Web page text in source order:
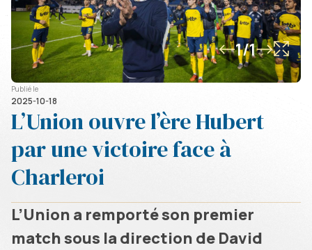
1/1
Publié le
2025-10-18
L’Union ouvre l’ère Hubert
par une victoire face à
Charleroi
L’Union a remporté son premier
match sous la direction de David